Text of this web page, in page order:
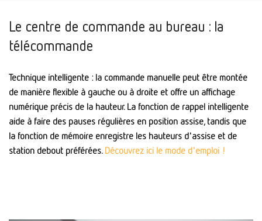
Le centre de commande au bureau : la
télécommande
Technique intelligente : la commande manuelle peut être montée
de manière flexible à gauche ou à droite et offre un affichage
numérique précis de la hauteur. La fonction de rappel intelligente
aide à faire des pauses régulières en position assise, tandis que
la fonction de mémoire enregistre les hauteurs d'assise et de
station debout préférées. Découvrez ici le mode d'emploi !